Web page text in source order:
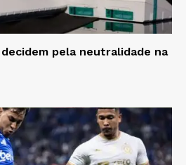
decidem pela neutralidade na